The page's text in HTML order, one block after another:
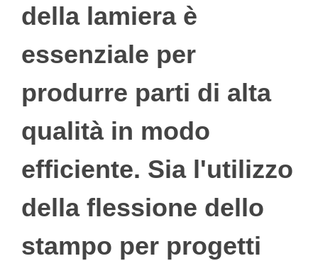
della lamiera è
essenziale per
produrre parti di alta
qualità in modo
efficiente. Sia l'utilizzo
della flessione dello
stampo per progetti